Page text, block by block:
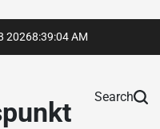
20268:39:05 AM
Search